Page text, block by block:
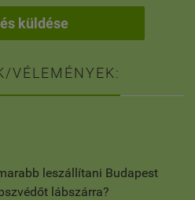
küldése
VÉLEMÉNYEK:
leszállítani Budapest
lábszárra?